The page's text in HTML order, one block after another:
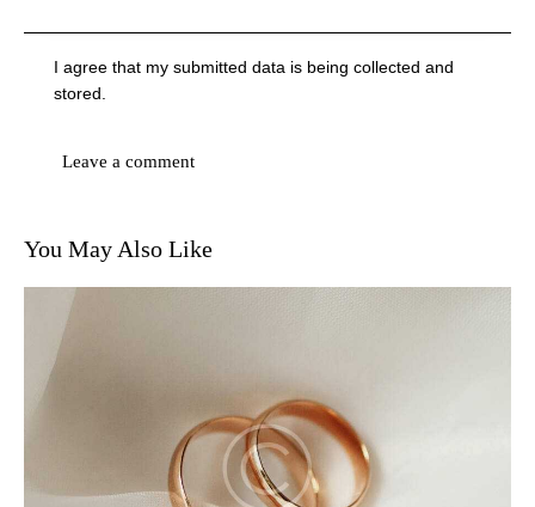
I agree that my submitted data is being collected and
stored.
You May Also Like